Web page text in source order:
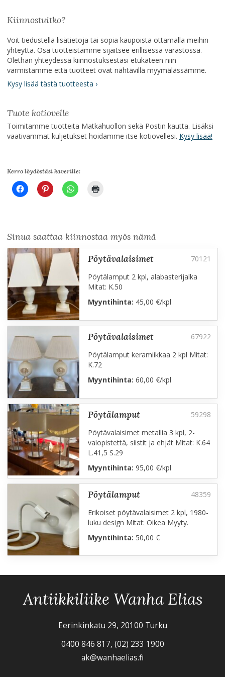
Kiinnostuitko?
Voit tiedustella lisätietoja tai sopia kaupoista ottamalla meihin
yhteyttä. Osa tuotteistamme sijaitsee erillisessä varastossa.
Olethan yhteydessä kiinnostuksestasi etukäteen niin
varmistamme että tuotteet ovat nähtävillä myymälässämme.
Kysy lisää tästä tuotteesta ›
Tuote kotiovelle
Toimitamme tuotteita Matkahuollon sekä Postin kautta. Lisäksi
vaativammat kuljetukset hoidamme itse kotiovellesi. Kysy lisää!
Kerro löydöstäsi kaverille:
Sinua saattaa kiinnostaa myös nämä
pöytävalaisimet
Pöytälamput 2 kpl, alabasterijalka
Mitat: K.50
Myyntihinta: 45,00 €/kpl
pöytävalaisimet
Pöytälamput keramiikkaa 2 kpl Mitat:
K.72
Myyntihinta: 60,00 €/kpl
pöytälamput
Pöytävalaisimet metallia 3 kpl, 2-
valopistettä, siistit ja ehjät Mitat: K.64
L.41,5 S.29
Myyntihinta: 95,00 €/kpl
pöytälamput
Erikoiset pöytävalaisimet 2 kpl, 1980-
luku design Mitat: Oikea Myyty.
Myyntihinta: 50,00 €
Antiikkiliike Wanha Elias
Eerinkinkatu 29, 20100 Turku
0400 846 817, (02) 233 1900
ak@wanhaelias.fi